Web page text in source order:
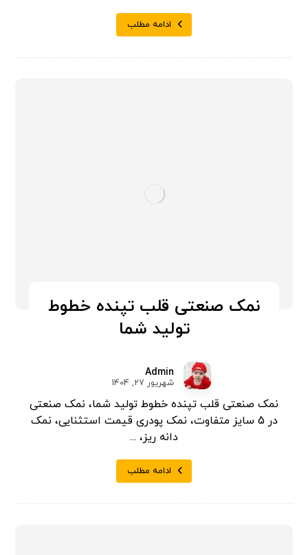
ادامه مطلب
نمک صنعتی قلب تپنده خطوط
تولید شما
Admin
شهریور 27, 1404
نمک صنعتی قلب تپنده خطوط تولید شما، نمک صنعتی
در 5 سایز متفاوت، نمک پودری قیمت استثنایی، نمک
دانه ریز، ...
ادامه مطلب